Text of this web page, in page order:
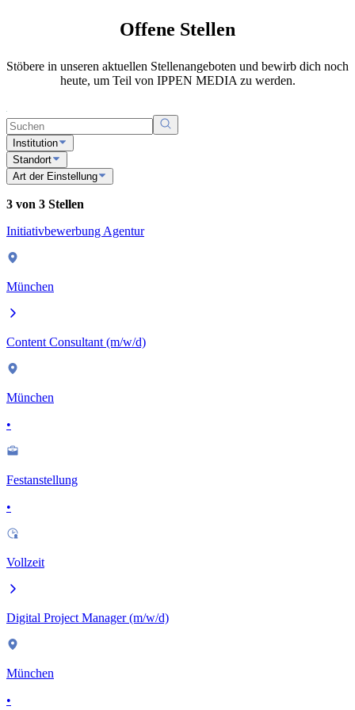
Offene Stellen
Stöbere in unseren aktuellen Stellenangeboten und bewirb dich noch
heute, um Teil von IPPEN MEDIA zu werden.
Institution
Standort
Art der Einstellung
3 von 3 Stellen
Initiativbewerbung Agentur
München
Content Consultant (m/w/d)
München
•
Festanstellung
•
Vollzeit
Digital Project Manager (m/w/d)
München
•